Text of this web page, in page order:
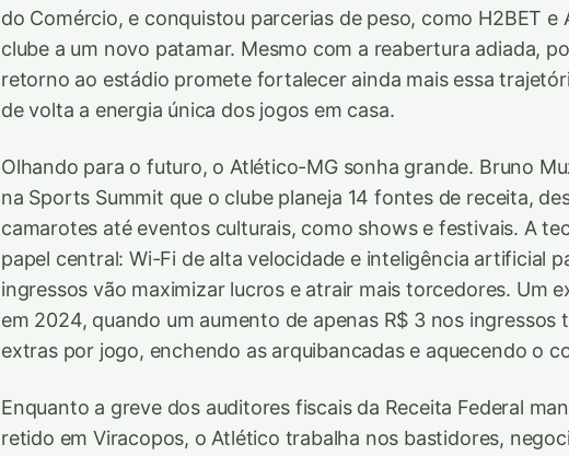
do Comércio, e conquistou parcerias de peso, como H2BET e
clube a um novo patamar. Mesmo com a reabertura adiada,
retorno ao estádio promete fortalecer ainda mais essa
de volta a energia única dos jogos em casa.
Olhando para o futuro, o Atlético-MG sonha grande. Bruno
na Sports Summit que o clube planeja 14 fontes de receita,
camarotes até eventos culturais, como shows e festivais. A
papel central: Wi-Fi de alta velocidade e inteligência artificial
ingressos vão maximizar lucros e atrair mais torcedores. Um
em 2024, quando um aumento de apenas R$ 3 nos
extras por jogo, enchendo as arquibancadas e aquecendo o
Enquanto a greve dos auditores fiscais da Receita Federal
retido em Viracopos, o Atlético trabalha nos bastidores,